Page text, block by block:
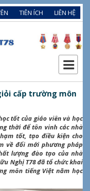
TIÊN ÍCH LIÊN HỆ
cấp trường môn
tốt của giáo viên và học
thời để tôn vinh các nhà
tốt, tạo điều kiện cho
về đổi mới phương pháp
lượng đào tạo của nhà
Nghị T78 đã tổ chức khai
môn tiếng Việt năm học